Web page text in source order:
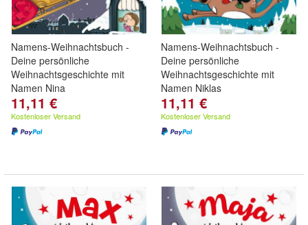
Namens-Weihnachtsbuch -
Deine persönliche
Weihnachtsgeschichte mit
Namen Nina
11,11 €
Kostenloser Versand
Namens-Weihnachtsbuch -
Deine persönliche
Weihnachtsgeschichte mit
Namen Niklas
11,11 €
Kostenloser Versand